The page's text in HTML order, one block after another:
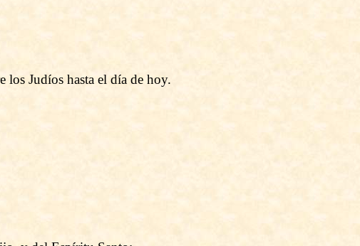
Judíos hasta el día de hoy.